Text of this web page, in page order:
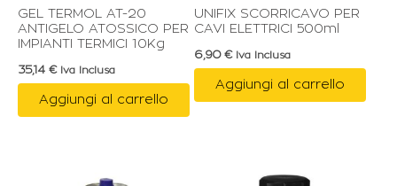
GEL TERMOL AT-20
ANTIGELO ATOSSICO PER
IMPIANTI TERMICI 10Kg
35,14 € Iva Inclusa
Aggiungi al carrello
UNIFIX SCORRICAVO PER
CAVI ELETTRICI 500ml
6,90 € Iva Inclusa
Aggiungi al carrello